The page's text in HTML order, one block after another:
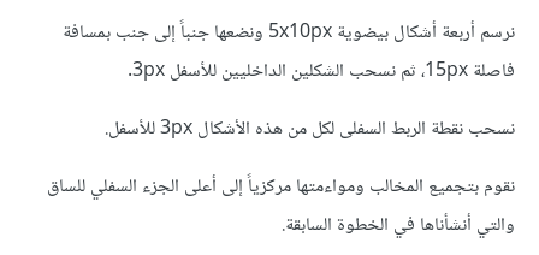
نرسم أربعة أشكال بيضوية 5x10px ونضعها جنباً إلى جنب بمسافة
فاصلة 15px، ثم نسحب الشكلين الداخليين للأسفل 3px.
نسحب نقطة الربط السفلى لكل من هذه الأشكال 3px للأسفل.
نقوم بتجميع المخالب ومواءمتها مركزياً إلى أعلى الجزء السفلي للساق
والتي أنشأناها في الخطوة السابقة.